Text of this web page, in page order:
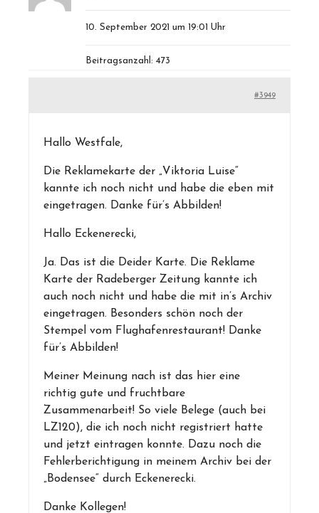
10. September 2021 um 19:01 Uhr
Beitragsanzahl: 473
#3949
Hallo Westfale,
Die Reklamekarte der „Viktoria Luise“
kannte ich noch nicht und habe die eben mit
eingetragen. Danke für’s Abbilden!
Hallo Eckenerecki,
Ja. Das ist die Deider Karte. Die Reklame
Karte der Radeberger Zeitung kannte ich
auch noch nicht und habe die mit in’s Archiv
eingetragen. Besonders schön noch der
Stempel vom Flughafenrestaurant! Danke
für’s Abbilden!
Meiner Meinung nach ist das hier eine
richtig gute und fruchtbare
Zusammenarbeit! So viele Belege (auch bei
LZ120), die ich noch nicht registriert hatte
und jetzt eintragen konnte. Dazu noch die
Fehlerberichtigung in meinem Archiv bei der
„Bodensee“ durch Eckenerecki.
Danke Kollegen!